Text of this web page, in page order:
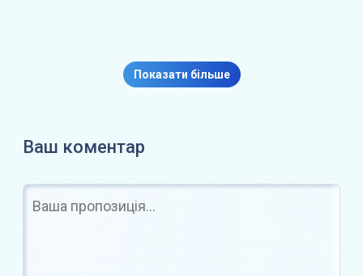
інвестори…
Показати більше
Ваш коментар